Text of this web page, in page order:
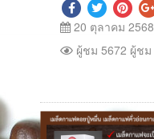
20 ตุลาคม 2568
ผู้ชม 5672 ผู้ชม